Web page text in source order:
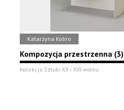
Katarzyna Kobro
Kompozycja przestrzenna (3)
Kolekcja Sztuki XX i XXI wieku